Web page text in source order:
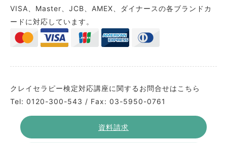
VISA、Master、JCB、AMEX、ダイナースの各ブランドカ
ードに対応しています。
クレイセラピー検定対応講座に関するお問合せはこちら
Tel: 0120-300-543 / Fax: 03-5950-0761
資料請求